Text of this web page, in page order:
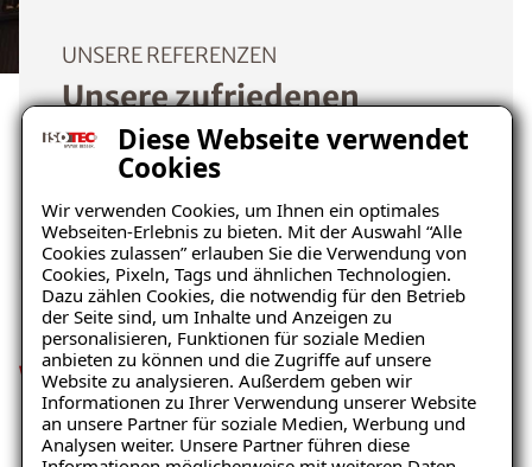
Diese Webseite verwendet
Cookies
Wir verwenden Cookies, um Ihnen ein optimales
Webseiten-Erlebnis zu bieten. Mit der Auswahl “Alle
Cookies zulassen” erlauben Sie die Verwendung von
Cookies, Pixeln, Tags und ähnlichen Technologien.
Dazu zählen Cookies, die notwendig für den Betrieb
der Seite sind, um Inhalte und Anzeigen zu
personalisieren, Funktionen für soziale Medien
anbieten zu können und die Zugriffe auf unsere
Website zu analysieren. Außerdem geben wir
Informationen zu Ihrer Verwendung unserer Website
an unsere Partner für soziale Medien, Werbung und
Analysen weiter. Unsere Partner führen diese
UNSERE REFERENZEN
Unsere zufriedenen
Kunden im Raum Kempten
Mehr erfahren
Wie Sie effektiv Echten
Hausschwamm vorbeugen
Ratgeber „Schimmel“